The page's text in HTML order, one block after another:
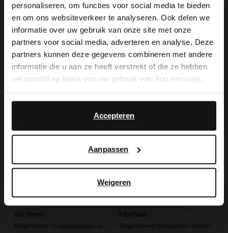
personaliseren, om functies voor social media te bieden
en om ons websiteverkeer te analyseren. Ook delen we
informatie over uw gebruik van onze site met onze
partners voor social media, adverteren en analyse. Deze
partners kunnen deze gegevens combineren met andere
informatie die u aan ze heeft verstrekt of die ze hebben
verzameld op basis van uw gebruik van hun services.
Accepteren
Aanpassen
Weigeren
Manfield
Schwarze Slingbacks aus Leder
129.98
77.99
Manfield
99.99
79.99
No Stress
-40%
-10% EXTRA
Manfield
-20%
-10% EXTRA
×
View this website in English?
It looks like your language isn't Dutch. Would
you like to switch to English?
English